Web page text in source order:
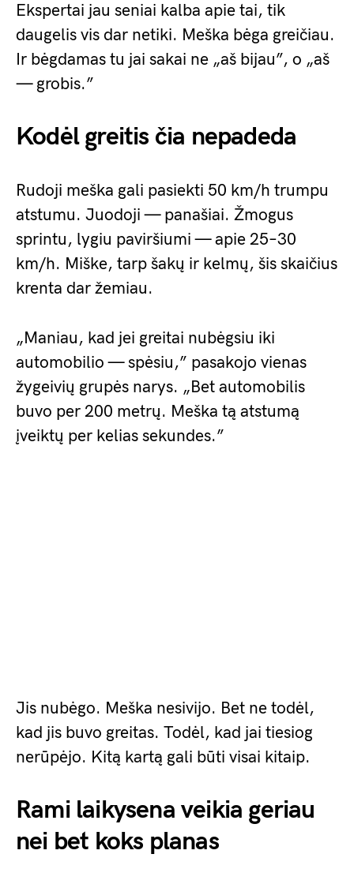
Ekspertai jau seniai kalba apie tai, tik
daugelis vis dar netiki. Meška bėga greičiau.
Ir bėgdamas tu jai sakai ne „aš bijau”, o „aš
— grobis.”
Kodėl greitis čia nepadeda
Rudoji meška gali pasiekti 50 km/h trumpu
atstumu. Juodoji — panašiai. Žmogus
sprintu, lygiu paviršiumi — apie 25–30
km/h. Miške, tarp šakų ir kelmų, šis skaičius
krenta dar žemiau.
„Maniau, kad jei greitai nubėgsiu iki
automobilio — spėsiu,” pasakojo vienas
žygeivių grupės narys. „Bet automobilis
buvo per 200 metrų. Meška tą atstumą
įveiktų per kelias sekundes.”
Jis nubėgo. Meška nesivijo. Bet ne todėl,
kad jis buvo greitas. Todėl, kad jai tiesiog
nerūpėjo. Kitą kartą gali būti visai kitaip.
Rami laikysena veikia geriau
nei bet koks planas